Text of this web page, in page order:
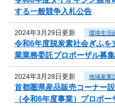
する一般競争入札公告
2024年3月29日更新 環境生活
令和6年度脱炭素社会ぎふを
業業務委託プロポーザル募集
2024年3月28日更新 地域産業
首都圏県産品販売コーナー
（令和6年度事業）プロポー